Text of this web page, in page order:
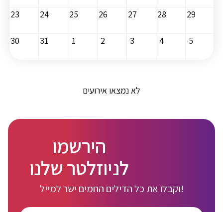
23 24 25 26 27 28 29
30 31 1 2 3 4 5
לא נמצאו אירועים
הירשמו
לניוזלטר שלנו
וקבלו את כל הדילים החמים ישר למייל!